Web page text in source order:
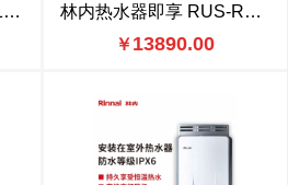
欧迪森窄边框系统 米兰16窄边推拉门
林内热水器即享 RUS-R24E65ARF
￥13890.00